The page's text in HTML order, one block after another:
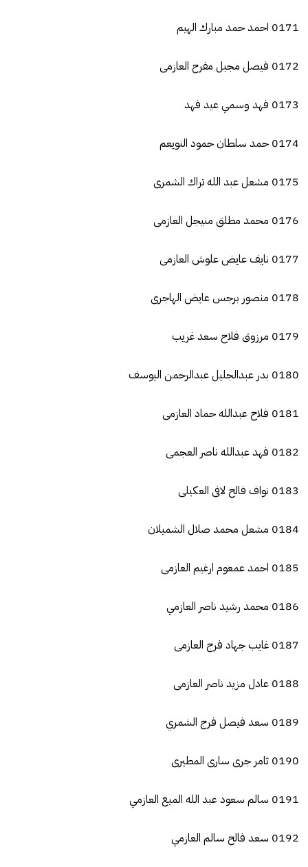
0171 احمد حمد مبارك الهيم
0172 فيصل مجبل مفرح العازمى
0173 فهد وسمي عيد فهد
0174 حمد سلطان حمود النويعم
0175 مشعل عبد الله تراك الشمرى
0176 محمد مطلق منيجل العازمى
0177 نايف عايض علوش العازمى
0178 منصور برجس عايض الهاجرى
0179 مرزوق فلاح سعد غريب
0180 بدر عبدالجليل عبدالرحمن اليوسف
0181 فلاح عبدالله حماد العازمى
0182 فهد عبدالله ناصر العجمى
0183 نواف فالح لافى العكيلى
0184 مشعل محمد صلال الشميلان
0185 احمد عمعوم ارغيم العازمى
0186 محمد رشيد ناصر العازمي
0187 غايب جهاد فرج العازمى
0188 عادل مزيد ناصر العازمى
0189 سعد فيصل فرج الشمري
0190 ثامر جرى سارى المطيرى
0191 سالم سعود عبد الله الميع العازمي
0192 سعد فالح سالم العازمي